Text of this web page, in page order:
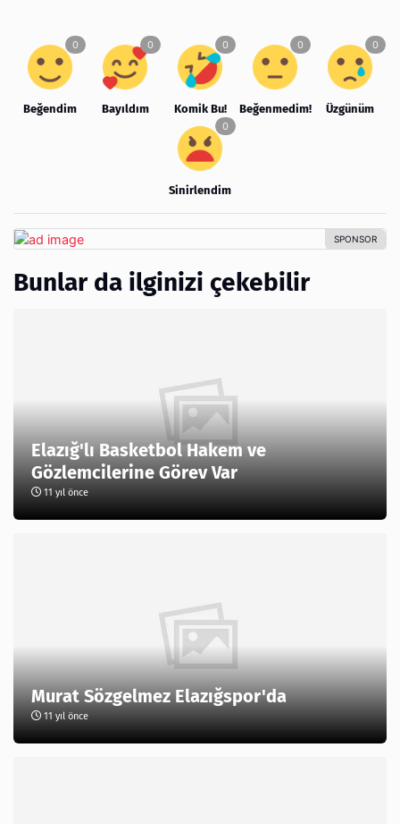
Beğendim Bayıldım Komik Bu! Beğenmedim! Üzgünüm
Sinirlendim
Bunlar da ilginizi çekebilir
Elazığ'lı Basketbol Hakem ve
Gözlemcilerine Görev Var
11 yıl önce
Murat Sözgelmez Elazığspor'da
11 yıl önce